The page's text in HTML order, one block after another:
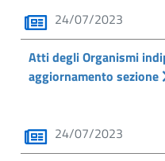
24/07/2023
Atti degli Organismi
aggiornamento sezione
24/07/2023